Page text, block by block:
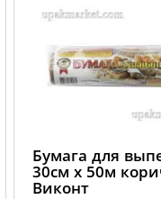
Бумага для
30см х 50м
Виконт